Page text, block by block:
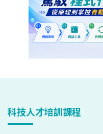
科技人才培訓課程